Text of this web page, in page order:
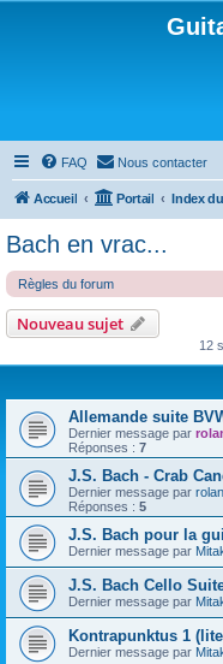
FAQ Nous contacter
Accueil Portail
Bach en vrac...
Règles du forum
Nouveau sujet
12
Allemande suite
Dernier message par
Réponses : 7
J.S. Bach - Crab
Dernier message par
Réponses : 5
J.S. Bach pour la
Dernier message par
J.S. Bach Cello
Dernier message par
Kontrapunktus 1
Dernier message par